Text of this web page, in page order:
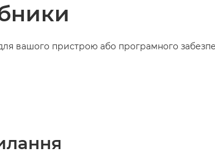
вашого пристрою або програмного